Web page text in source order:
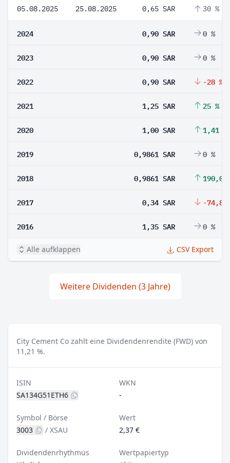
05.08.2025 25.08.2025 0,65 SAR 30 %
2024 0,90 SAR 0 %
2023 0,90 SAR 0 %
2022 0,90 SAR -28 %
2021 1,25 SAR 25 %
2020 1,00 SAR 1,41 %
2019 0,9861 SAR 0 %
2018 0,9861 SAR 190,03
2017 0,34 SAR -74,81
2016 1,35 SAR 0 %
Alle aufklappen CSV Export
Weitere Dividenden (3 Jahre)
City Cement Co zahlt eine Dividendenrendite (FWD) von
11,21 %.
ISIN
SA134G51ETH6
WKN
-
Symbol / Börse
3003
/ XSAU
Wert
2,37 €
Dividendenrhythmus
Wertpapiertyp